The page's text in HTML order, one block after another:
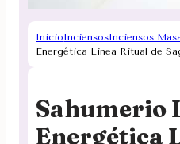
InicioInciensosInciensos
Energética Linea Ritual de
Sahumerio
Energética